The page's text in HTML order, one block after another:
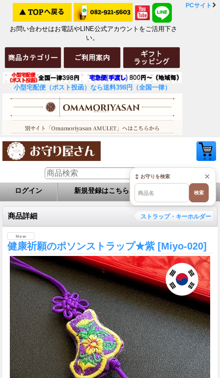
お問い合わせはお電話やLINE公式アカウントをご活用下さ
い。
小型宅配便（ポスト投函）なら送料398円（全国一律）
PCサイト
ログイン 新規登録はこちら お問い合せ
商品詳細 ストラップ・キーホルダー
健康祈願のポソンストラップ★紫 [Miyo-020]
×
↕ お守りを検索
検索